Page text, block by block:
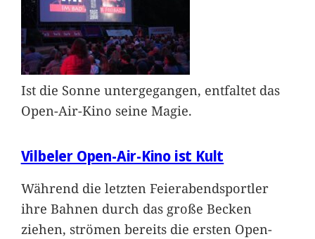
Ist die Sonne untergegangen, entfaltet das
Open-Air-Kino seine Magie.
Vilbeler Open-Air-Kino ist Kult
Während die letzten Feierabendsportler
ihre Bahnen durch das große Becken
ziehen, strömen bereits die ersten Open-